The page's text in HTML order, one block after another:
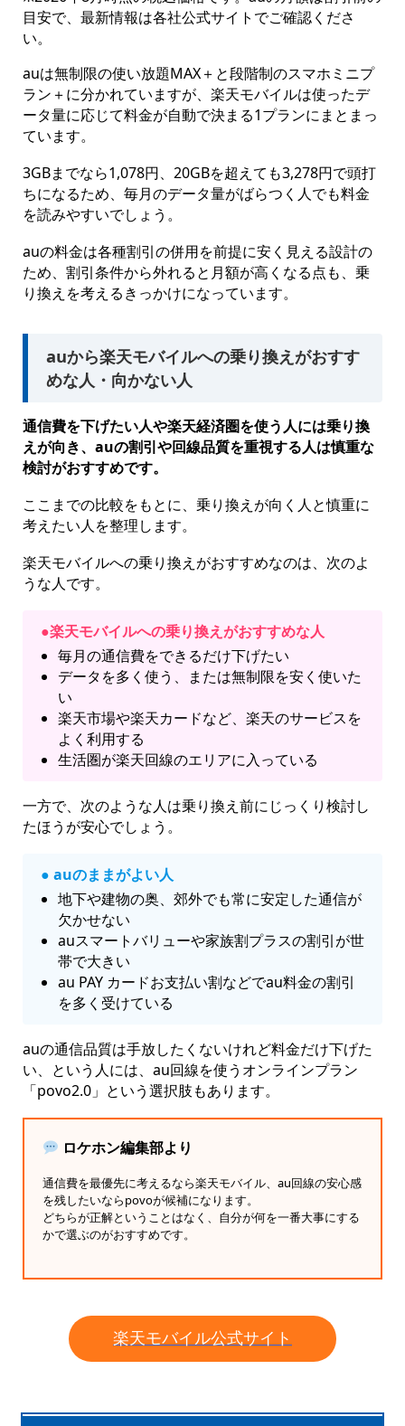
目安で、最新情報は各社公式サイトでご確認くださ
い。
auは無制限の使い放題MAX＋と段階制のスマホミニプ
ラン＋に分かれていますが、楽天モバイルは使ったデ
ータ量に応じて料金が自動で決まる1プランにまとまっ
ています。
3GBまでなら1,078円、20GBを超えても3,278円で頭打
ちになるため、毎月のデータ量がばらつく人でも料金
を読みやすいでしょう。
auの料金は各種割引の併用を前提に安く見える設計の
ため、割引条件から外れると月額が高くなる点も、乗
り換えを考えるきっかけになっています。
auから楽天モバイルへの乗り換えがおすす
めな人・向かない人
通信費を下げたい人や楽天経済圏を使う人には乗り換
えが向き、auの割引や回線品質を重視する人は慎重な
検討がおすすめです。
ここまでの比較をもとに、乗り換えが向く人と慎重に
考えたい人を整理します。
楽天モバイルへの乗り換えがおすすめなのは、次のよ
うな人です。
●楽天モバイルへの乗り換えがおすすめな人
毎月の通信費をできるだけ下げたい
データを多く使う、または無制限を安く使いた
い
楽天市場や楽天カードなど、楽天のサービスを
よく利用する
生活圏が楽天回線のエリアに入っている
一方で、次のような人は乗り換え前にじっくり検討し
たほうが安心でしょう。
● auのままがよい人
地下や建物の奥、郊外でも常に安定した通信が
欠かせない
auスマートバリューや家族割プラスの割引が世
帯で大きい
au PAY カードお支払い割などでau料金の割引
を多く受けている
auの通信品質は手放したくないけれど料金だけ下げた
い、という人には、au回線を使うオンラインプラン
「povo2.0」という選択肢もあります。
ロケホン編集部より
通信費を最優先に考えるなら楽天モバイル、au回線の安心感
を残したいならpovoが候補になります。
どちらが正解ということはなく、自分が何を一番大事にする
かで選ぶのがおすすめです。
楽天モバイル公式サイト